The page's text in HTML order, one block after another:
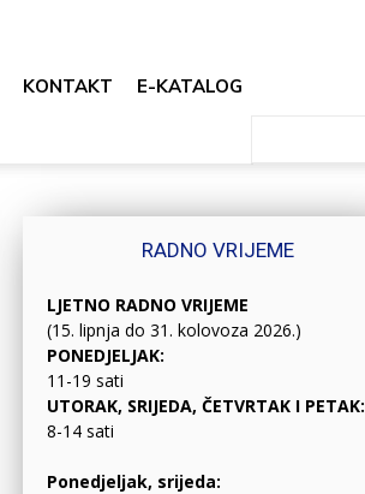
KONTAKT E-KATALOG
RADNO VRIJEME
LJETNO RADNO VRIJEME
(15. lipnja do 31. kolovoza 2026.)
PONEDJELJAK:
11-19 sati
UTORAK, SRIJEDA, ČETVRTAK I PETAK:
8-14 sati
Ponedjeljak, srijeda: